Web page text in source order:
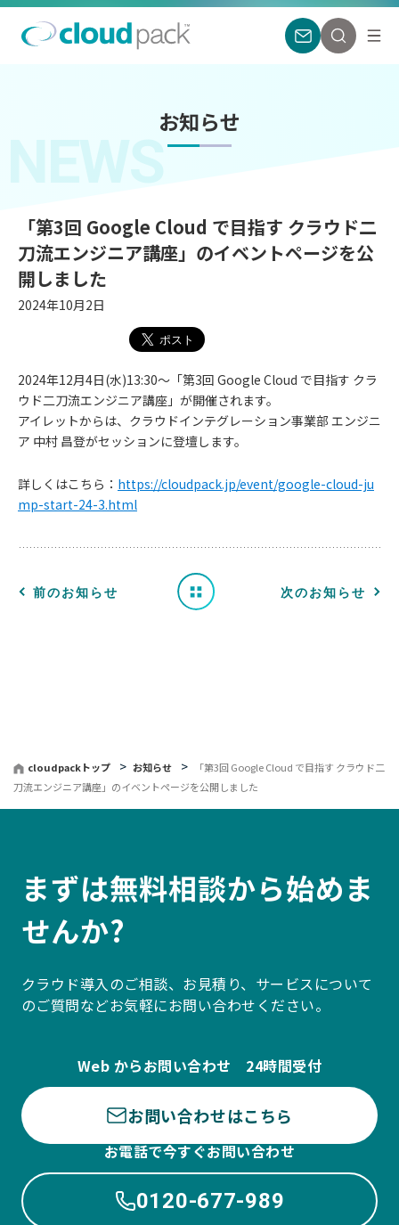
お知らせ
NEWS
「第3回 Google Cloud で目指す クラウド二
刀流エンジニア講座」のイベントページを公
開しました
2024年10月2日
2024年12⽉4⽇(水)13:30〜「第3回 Google Cloud で目指す クラ
ウド二刀流エンジニア講座」が開催されます。
アイレットからは、クラウドインテグレーション事業部 エンジニ
ア 中村 昌登がセッションに登壇します。
詳しくはこちら： https://cloudpack.jp/event/google-cloud-ju
mp-start-24-3.html
前のお知らせ
お
せ
一 次のお知らせ
cloudpackトップ お知らせ
「第3回 Google Cloud で目指す クラウド二
刀流エンジニア講座」のイベントページを公開しました
まずは無料相談から始めま
せんか?
クラウド導入のご相談、お見積り、サービスについて
のご質問などお気軽にお問い合わせください。
Web からお問い合わせ 24時間受付
お問い合わせはこちら
お電話で今すぐお問い合わせ
0120-677-989